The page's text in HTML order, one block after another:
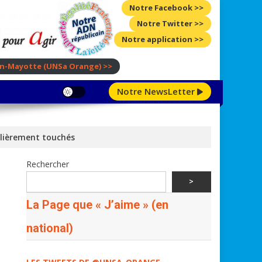
Notre Facebook >>
Notre Twitter >>
Notre application >>
Mayotte (UNSa Orange) >>
Notre NewsLetter
touchés
Rechercher
>
La Page que « J’aime » (en
national)